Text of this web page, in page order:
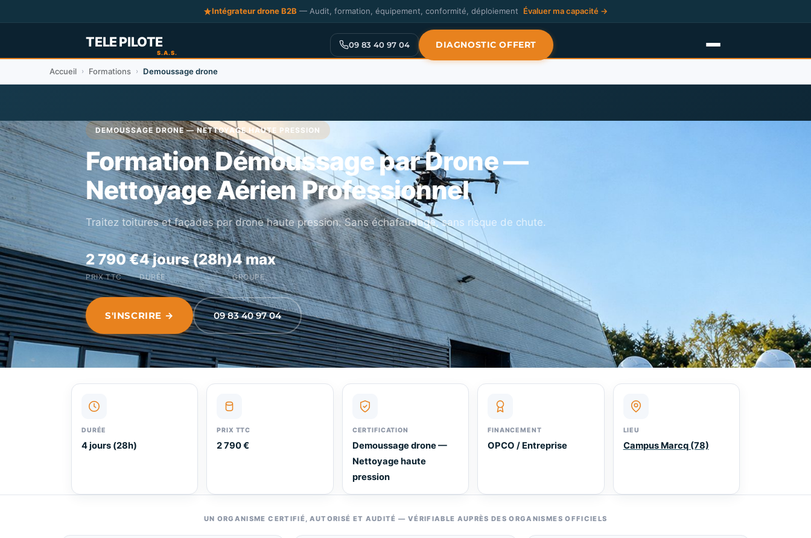
Intégrateur drone B2B — Audit, formation, équipement, conformité, déploiement Évaluer ma capacité →
09 83 40 97 04 DIAGNOSTIC OFFERT
Accueil › Formations › Demoussage drone
DEMOUSSAGE DRONE — NETTOYAGE HAUTE PRESSION
Formation Démoussage par Drone —
Nettoyage Aérien Professionnel
Traitez toitures et façades par drone haute pression. Sans échafaudage, sans risque de chute.
2 790 €
PRIX TTC
4 jours (28h)
DURÉE
4 max
GROUPE
S'INSCRIRE → 09 83 40 97 04
DURÉE
4 jours (28h)
PRIX TTC
2 790 €
CERTIFICATION
Demoussage drone —
Nettoyage haute
pression
FINANCEMENT
OPCO / Entreprise
LIEU
Campus Marcq (78)
UN ORGANISME CERTIFIÉ, AUTORISÉ ET AUDITÉ — VÉRIFIABLE AUPRÈS DES ORGANISMES OFFICIELS